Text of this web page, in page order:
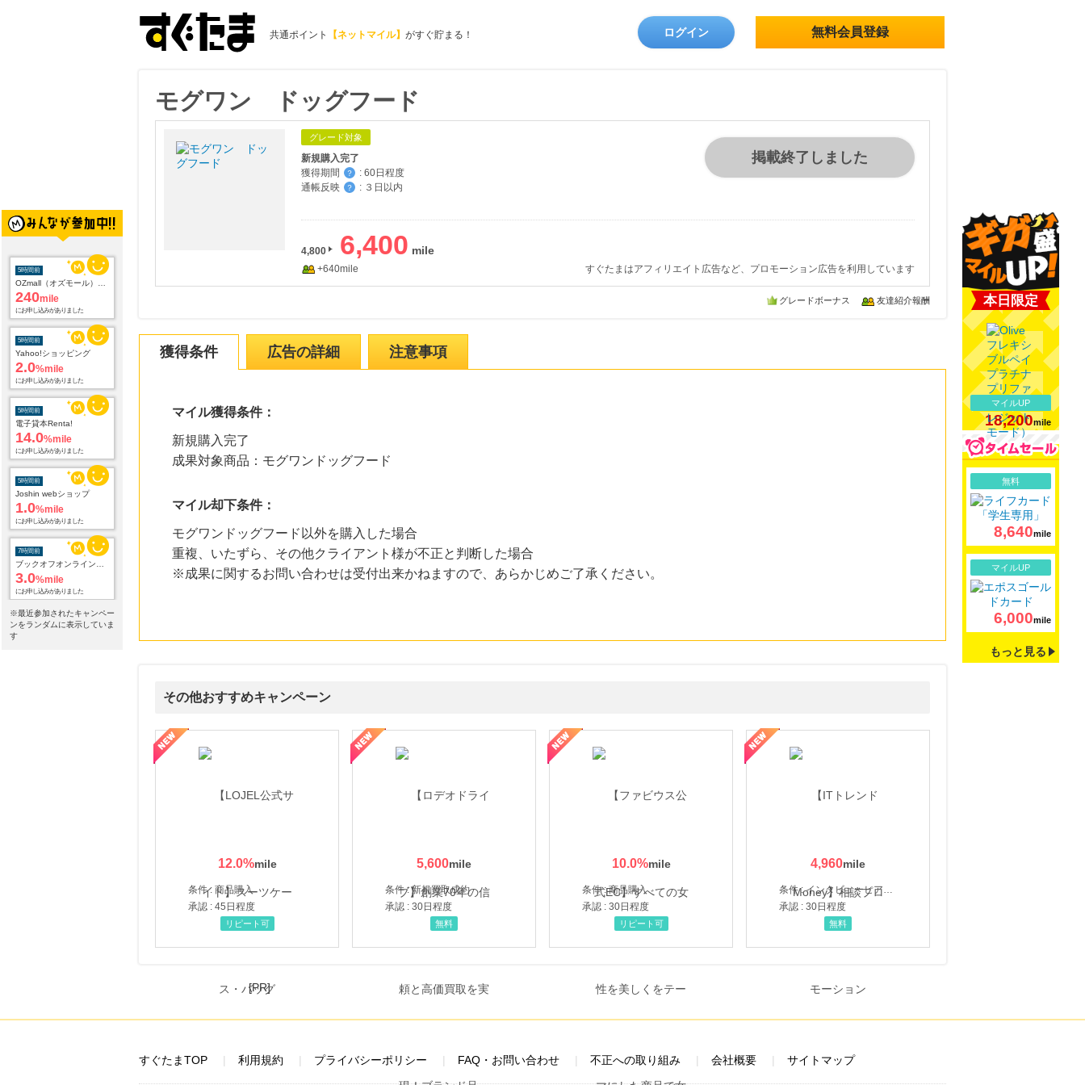
共通ポイント 【ネットマイル】 がすぐ貯まる！ ログイン 無料会員登録
5時間前
240mile
にお申し込みがありました
5時間前
Yahoo!ショッピング
2.0%mile
にお申し込みがありました
5時間前
電子貸本Renta!
14.0%mile
にお申し込みがありました
5時間前
Joshin webショップ
1.0%mile
にお申し込みがありました
7時間前
3.0%mile
にお申し込みがありました
22時間前
楽天市場
※最近参加されたキャンペー
ンをランダムに表示していま
す
モグワン ドッグフード
グレード対象
新規購入完了
獲得期間
？ : 60日程度
通帳反映
？ : ３日以内
掲載終了しました
4,800 6,400
+640mile すぐたまはアフィリエイト広告など、プロモーション広告を利用しています
グレードボーナス 友達紹介報酬
獲得条件 広告の詳細 注意事項
マイル獲得条件：
新規購入完了
成果対象商品：モグワンドッグフード
マイル却下条件：
モグワンドッグフード以外を購入した場合
重複、いたずら、その他クライアント様が不正と判断した場合
※成果に関するお問い合わせは受付出来かねますので、あらかじめご了承ください。
その他おすすめキャンペーン
12.0%
条件 : 商品購入
承認 : 45日程度
リピート可
5,600
条件 : 新規買取成約
承認 : 30日程度
高価買取を実現！ブランド品・貴金属の無料査定
無料
10.0%
条件 : 商品購入
承認 : 30日程度
ファビウス公式EC】すべての女性を美しくをテーマにした商品で女性の美を応援しています
リピート可
4,960
条件 : インタビューヒアリング完了
承認 : 30日程度
【ITトレンドMoney】相談プロモーション
無料
本日限定
マイルUP
18,200mile
無料
8,640mile
マイルUP
6,000mile
もっと見る
[PR]
すぐたまTOP 利用規約 プライバシーポリシー FAQ・お問い合わせ 不正への取り組み 会社概要 サイトマップ